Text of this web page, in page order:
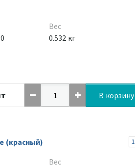
Вес
0.532 кг
В корзину
(красный)
Вес